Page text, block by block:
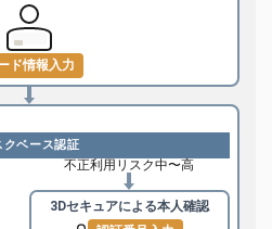
ド情報入力
クベース認証
不正利用リスク中〜高
3Dセキュアによる本人確認